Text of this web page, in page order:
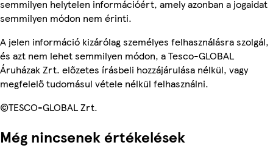
semmilyen helytelen információért, amely azonban a jogaidat
semmilyen módon nem érinti.
A jelen információ kizárólag személyes felhasználásra szolgál,
és azt nem lehet semmilyen módon, a Tesco-GLOBAL
Áruházak Zrt. előzetes írásbeli hozzájárulása nélkül, vagy
megfelelő tudomásul vétele nélkül felhasználni.
©TESCO-GLOBAL Zrt.
Még nincsenek értékelések